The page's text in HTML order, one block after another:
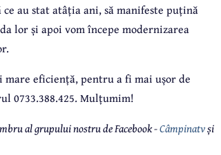
au stat atâția ani, să manifeste puțină
lor și apoi vom începe modernizarea
eficiență, pentru a fi mai ușor de
0733.388.425. Mulțumim!
al grupului nostru de Facebook -Câmpinatvși